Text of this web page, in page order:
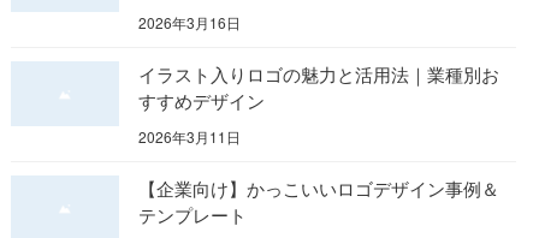
2026年3月16日
イラスト入りロゴの魅力と活用法｜業種別お
すすめデザイン
2026年3月11日
【企業向け】かっこいいロゴデザイン事例＆
テンプレート